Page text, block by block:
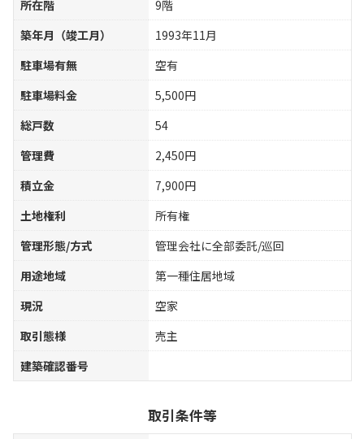
所在階
9階
築年月（竣工月）
1993年11月
駐車場有無
空有
駐車場料金
5,500円
総戸数
54
管理費
2,450円
積立金
7,900円
土地権利
所有権
管理形態/方式
管理会社に全部委託/巡回
用途地域
第一種住居地域
現況
空家
取引態様
売主
建築確認番号
取引条件等